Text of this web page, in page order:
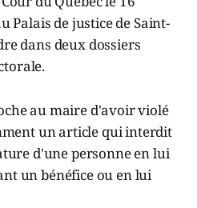
Palais de justice de Saint-
dans deux dossiers
au maire d'avoir violé
un article qui interdit
d'une personne en lui
un bénéfice ou en lui